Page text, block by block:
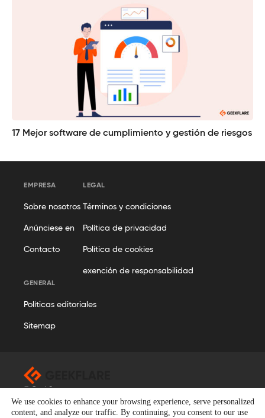
17 Mejor software de cumplimiento y gestión de riesgos
EMPRESA
Sobre nosotros
Anúnciese en
Contacto
LEGAL
Términos y condiciones
Política de privacidad
Política de cookies
exención de responsabilidad
GENERAL
Políticas editoriales
Sitemap
© Geekflare
Todos los derechos reservados. Geekflare® es una marca
We use cookies to enhance your browsing experience, serve personalized
content, and analyze our traffic. By continuing, you consent to our use